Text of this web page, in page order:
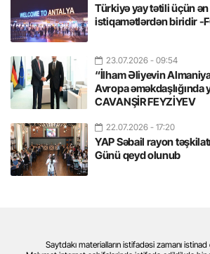
Türkiyə yay tətili üçün
istiqamətlərdən biridir -
23.07.2026 - 09:54
“İlham Əliyevin
Avropa əməkdaşlığında
CAVANŞİR FEYZİYEV
22.07.2026 - 17:20
YAP Səbail rayon
Günü qeyd olunub
Saytdakı materialların istifadəsi zamanı